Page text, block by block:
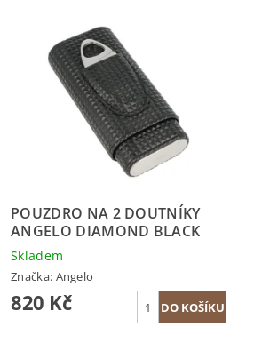
POUZDRO NA 2 DOUTNÍKY
ANGELO DIAMOND BLACK
Skladem
Značka: Angelo
820 Kč